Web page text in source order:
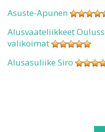
Asuste-Apunen
Alusvaateliikkeet
valikoimat
Alusasuliike Siro